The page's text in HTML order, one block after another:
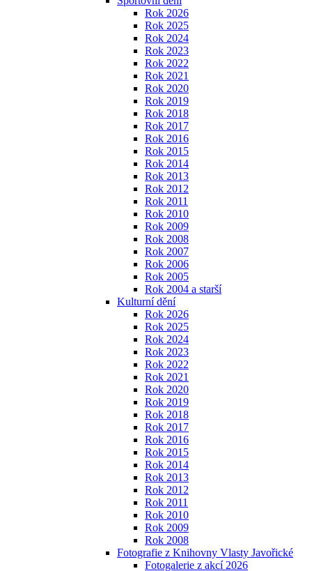
Rok 2026
Rok 2025
Rok 2024
Rok 2023
Rok 2022
Rok 2021
Rok 2020
Rok 2019
Rok 2018
Rok 2017
Rok 2016
Rok 2015
Rok 2014
Rok 2013
Rok 2012
Rok 2011
Rok 2010
Rok 2009
Rok 2008
Rok 2007
Rok 2006
Rok 2005
Rok 2004 a starší
Kulturní dění
Rok 2026
Rok 2025
Rok 2024
Rok 2023
Rok 2022
Rok 2021
Rok 2020
Rok 2019
Rok 2018
Rok 2017
Rok 2016
Rok 2015
Rok 2014
Rok 2013
Rok 2012
Rok 2011
Rok 2010
Rok 2009
Rok 2008
Fotografie z Knihovny Vlasty Javořické
Fotogalerie z akcí 2026